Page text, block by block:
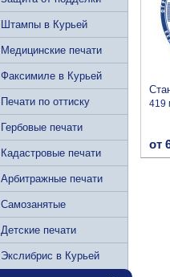
419
от
Штампы в Курьей
Медицинские печати
Факсимиле в Курьей
Печати по оттиску
Гербовые печати
Кадастровые печати
Арбитражные печати
Самозанятые
Детские печати
Экслибрис в Курьей